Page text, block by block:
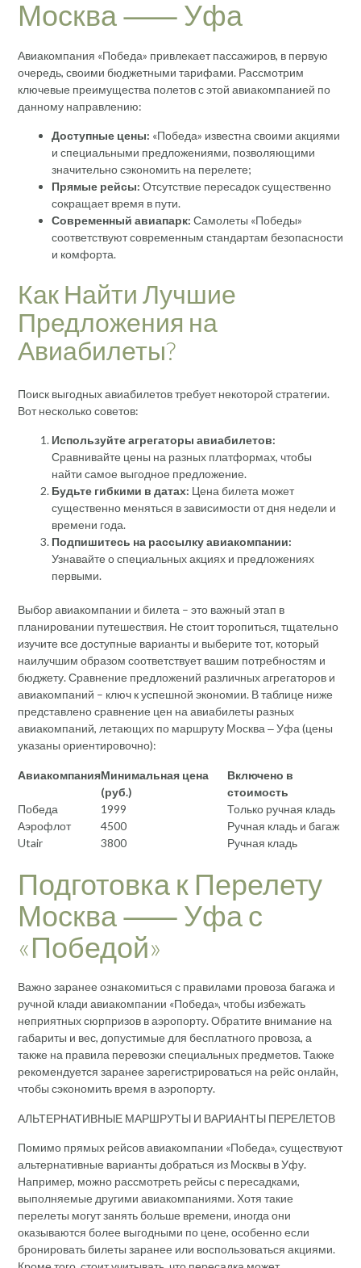
Москва ⸺ Уфа
Авиакомпания «Победа» привлекает пассажиров, в первую
очередь, своими бюджетными тарифами. Рассмотрим
ключевые преимущества полетов с этой авиакомпанией по
данному направлению:
Доступные цены: «Победа» известна своими акциями
и специальными предложениями, позволяющими
значительно сэкономить на перелете;
Прямые рейсы: Отсутствие пересадок существенно
сокращает время в пути.
Современный авиапарк: Самолеты «Победы»
соответствуют современным стандартам безопасности
и комфорта.
Как Найти Лучшие
Предложения на
Авиабилеты?
Поиск выгодных авиабилетов требует некоторой стратегии.
Вот несколько советов:
Используйте агрегаторы авиабилетов:
Сравнивайте цены на разных платформах, чтобы
найти самое выгодное предложение.
Будьте гибкими в датах: Цена билета может
существенно меняться в зависимости от дня недели и
времени года.
Подпишитесь на рассылку авиакомпании:
Узнавайте о специальных акциях и предложениях
первыми.
Выбор авиакомпании и билета – это важный этап в
планировании путешествия. Не стоит торопиться, тщательно
изучите все доступные варианты и выберите тот, который
наилучшим образом соответствует вашим потребностям и
бюджету. Сравнение предложений различных агрегаторов и
авиакомпаний – ключ к успешной экономии. В таблице ниже
представлено сравнение цен на авиабилеты разных
авиакомпаний, летающих по маршруту Москва ‒ Уфа (цены
указаны ориентировочно):
АвиакомпанияМинимальная цена
(руб.)
Включено в
стоимость
Победа
1999
Только ручная кладь
Аэрофлот
4500
Ручная кладь и багаж
Utair
3800 Ручная кладь
Подготовка к Перелету
Москва ⸺ Уфа с
«Победой»
Важно заранее ознакомиться с правилами провоза багажа и
ручной клади авиакомпании «Победа», чтобы избежать
неприятных сюрпризов в аэропорту. Обратите внимание на
габариты и вес, допустимые для бесплатного провоза, а
также на правила перевозки специальных предметов. Также
рекомендуется заранее зарегистрироваться на рейс онлайн,
чтобы сэкономить время в аэропорту.
АЛЬТЕРНАТИВНЫЕ МАРШРУТЫ И ВАРИАНТЫ ПЕРЕЛЕТОВ
Помимо прямых рейсов авиакомпании «Победа», существуют
альтернативные варианты добраться из Москвы в Уфу.
Например, можно рассмотреть рейсы с пересадками,
выполняемые другими авиакомпаниями. Хотя такие
перелеты могут занять больше времени, иногда они
оказываются более выгодными по цене, особенно если
бронировать билеты заранее или воспользоваться акциями.